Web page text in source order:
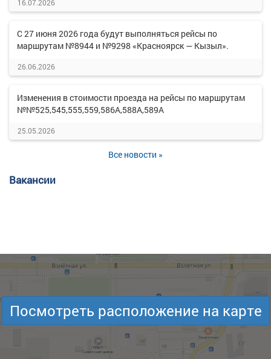
16.07.2026
С 27 июня 2026 года будут выполняться рейсы по
маршрутам №8944 и №9298 «Красноярск — Кызыл».
26.06.2026
Изменения в стоимости проезда на рейсы по маршрутам
№№525,545,555,559,586А,588А,589А
25.05.2026
Все новости »
Вакансии
Посмотреть расположение на карте